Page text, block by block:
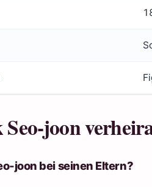
joon
joon bei seinen Eltern?